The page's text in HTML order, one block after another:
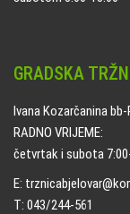
GRADSKA
Ivana Kozarčanina
RADNO VRIJEME:
četvrtak i subota
E:
T: 043/244-561